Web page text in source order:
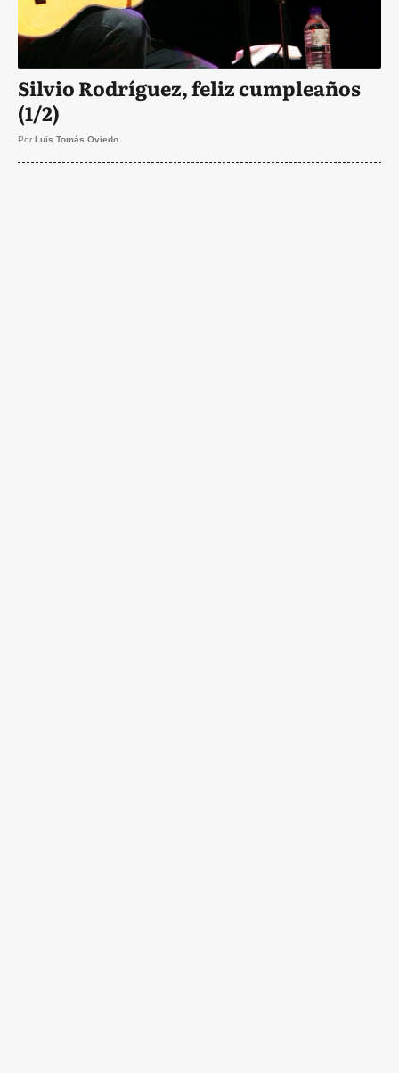
Silvio Rodríguez, feliz cumpleaños
(1/2)
Por Luis Tomás Oviedo